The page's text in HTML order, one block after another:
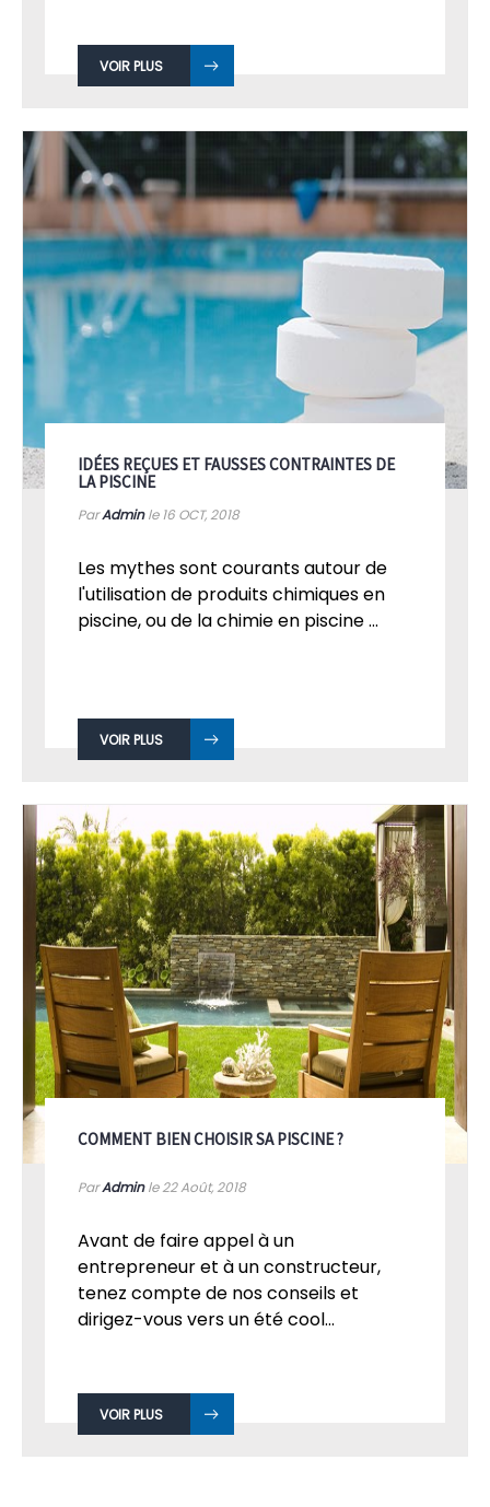
VOIR PLUS
IDÉES REÇUES ET FAUSSES CONTRAINTES DE
LA PISCINE
ParAdminle 16 OCT, 2018
Les mythes sont courants autour de
l'utilisation de produits chimiques en
piscine, ou de la chimie en piscine ...
VOIR PLUS
COMMENT BIEN CHOISIR SA PISCINE ?
ParAdminle 22Août, 2018
Avant de faire appel à un
entrepreneur et à un constructeur,
tenez compte de nos conseils et
dirigez-vous vers un été cool...
VOIR PLUS